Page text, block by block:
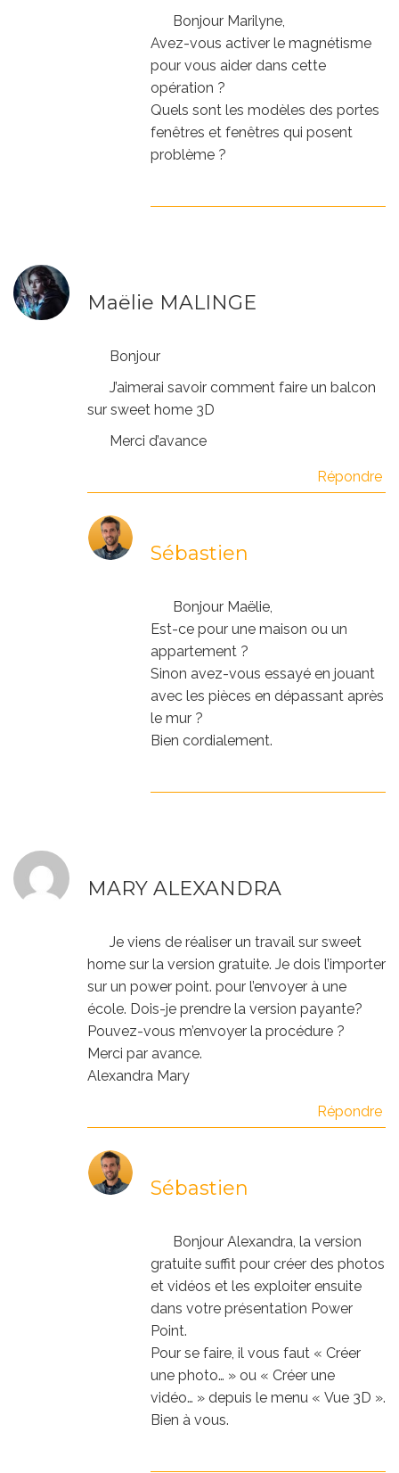
Bonjour Marilyne,
Avez-vous activer le magnétisme
pour vous aider dans cette
opération ?
Quels sont les modèles des portes
fenêtres et fenêtres qui posent
problème ?
Maëlie MALINGE
Bonjour
J’aimerai savoir comment faire un balcon
sur sweet home 3D
Merci d’avance
Répondre
Sébastien
Bonjour Maëlie,
Est-ce pour une maison ou un
appartement ?
Sinon avez-vous essayé en jouant
avec les pièces en dépassant après
le mur ?
Bien cordialement.
MARY ALEXANDRA
Je viens de réaliser un travail sur sweet
home sur la version gratuite. Je dois l’importer
sur un power point. pour l’envoyer à une
école. Dois-je prendre la version payante?
Pouvez-vous m’envoyer la procédure ?
Merci par avance.
Alexandra Mary
Répondre
Sébastien
Bonjour Alexandra, la version
gratuite suffit pour créer des photos
et vidéos et les exploiter ensuite
dans votre présentation Power
Point.
Pour se faire, il vous faut « Créer
une photo… » ou « Créer une
vidéo… » depuis le menu « Vue 3D ».
Bien à vous.